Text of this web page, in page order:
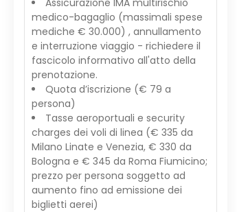
Assicurazione IMA multirischio
medico-bagaglio (massimali spese
mediche € 30.000) , annullamento
e interruzione viaggio - richiedere il
fascicolo informativo all'atto della
prenotazione.
Quota d’iscrizione (€ 79 a
persona)
Tasse aeroportuali e security
charges dei voli di linea (€ 335 da
Milano Linate e Venezia, € 330 da
Bologna e € 345 da Roma Fiumicino;
prezzo per persona soggetto ad
aumento fino ad emissione dei
biglietti aerei)